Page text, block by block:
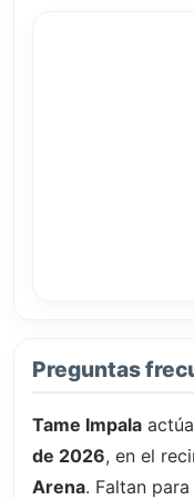
Preguntas
Tame Impala
de 2026, en el
Arena. Faltan